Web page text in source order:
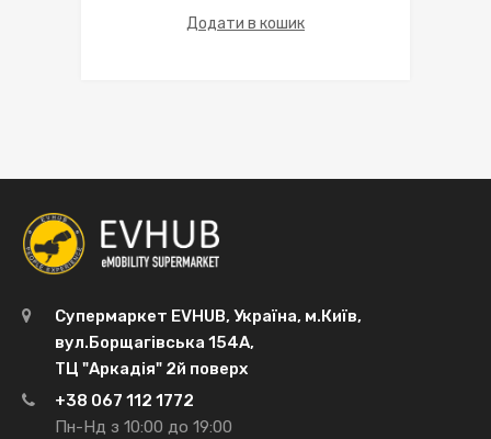
Додати в кошик
Супермаркет EVHUB, Україна, м.Київ,
вул.Борщагівська 154А,
ТЦ "Аркадія" 2й поверх
+38 067 112 1772
Пн-Нд з 10:00 до 19:00